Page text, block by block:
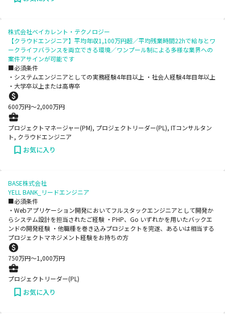
株式会社ベイカレント・テクノロジー
【クラウドエンジニア】平均年収1,100万円超／平均残業時間22hで給与とワ
ークライフバランスを両立できる環境／ワンプール制による多様な業界への
案件アサインが可能です
■必須条件
・システムエンジニアとしての実務経験4年目以上 ・社会人経験4年目年以上
・大学卒以上または高専卒
600万円〜2,000万円
プロジェクトマネージャー(PM), プロジェクトリーダー(PL), ITコンサルタン
ト, クラウドエンジニア
お気に入り
BASE株式会社
YELL BANK_リードエンジニア
■必須条件
・Webアプリケーション開発においてフルスタックエンジニアとして開発か
らシステム設計を担当されたご経験 ・PHP、Go いずれかを用いたバックエ
ンドの開発経験 ・他職種を巻き込みプロジェクトを完遂、あるいは相当する
プロジェクトマネジメント経験をお持ちの方
750万円〜1,000万円
プロジェクトリーダー(PL)
お気に入り